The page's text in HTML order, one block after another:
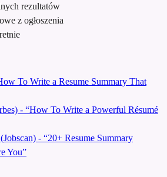
rezultatów
z ogłoszenia
To Write a Resume Summary That
- “How To Write a Powerful Résumé
- “20+ Resume Summary
You”